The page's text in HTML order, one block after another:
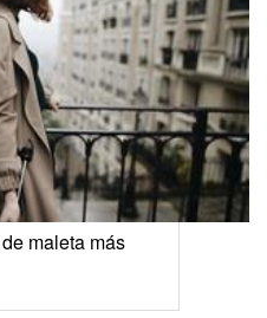
maleta más